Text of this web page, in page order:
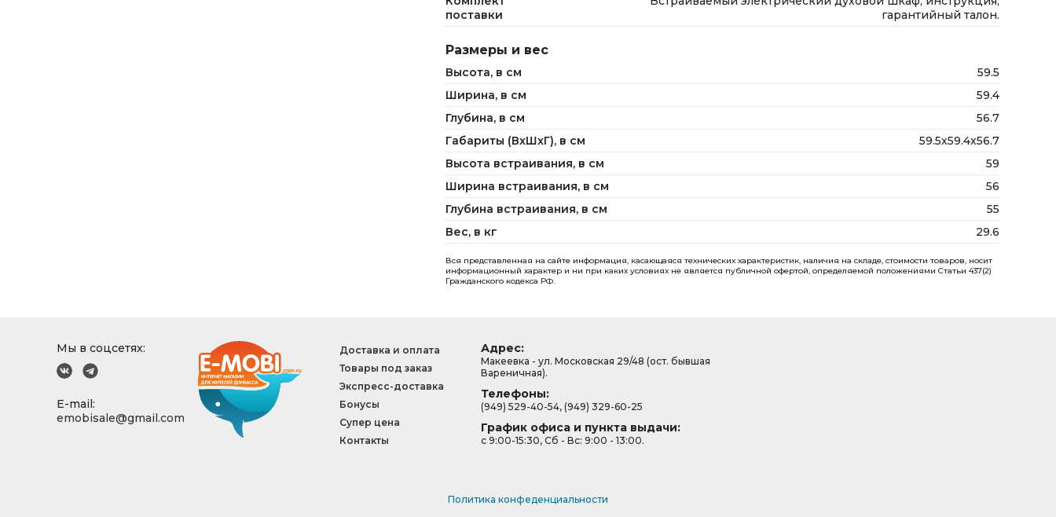
поставки
гарантийный талон.
Размеры и вес
Высота, в см
59.5
Ширина, в см
59.4
Глубина, в см
56.7
Габариты (ВxШxГ), в см
59.5х59.4х56.7
Высота встраивания, в см
59
Ширина встраивания, в см
56
Глубина встраивания, в см
55
Вес, в кг
29.6
Вся представленная на сайте информация, касающаяся технических характеристик, наличия на складе, стоимости товаров, носит
информационный характер и ни при каких условиях не является публичной офертой, определяемой положениями Статьи 437(2)
Гражданского кодекса РФ.
Мы в соцсетях:
E-mail:
emobisale@gmail.com
Доставка и оплата
Товары под заказ
Экспресс-доставка
Бонусы
Супер цена
Контакты
Адрес:
Макеевка - ул. Московская 29/48 (ост. бывшая
Вареничная).
Телефоны:
(949) 529-40-54, (949) 329-60-25
График офиса и пункта выдачи:
с 9:00-15:30, Сб - Вс: 9:00 - 13:00.
Политика конфеденциальности